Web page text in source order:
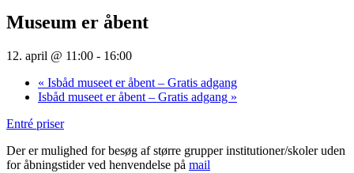
Museum er åbent
12. april @ 11:00 - 16:00
« Isbåd museet er åbent – Gratis adgang
Isbåd museet er åbent – Gratis adgang »
Entré priser
Der er mulighed for besøg af større grupper institutioner/skoler uden
for åbningstider ved henvendelse på mail